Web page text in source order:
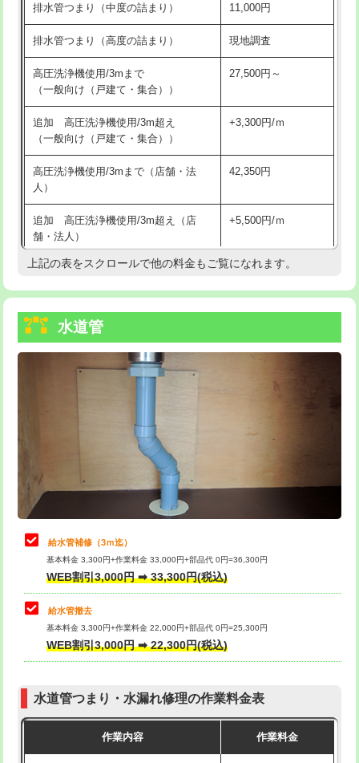
給水管工事※（ホール加工) 16,500円
給水管工事※（バンド止め) 3,300円
給水管工事※（支持金具設置)
給水管工事※（保温材使用（バンド止
め込み）)
5,500円
給水管工事※（土の掘削・埋め戻し作
業)
11,000円
給水管工事※（塩ビ管（VP・HI）使
用/3ｍまで)
33,000円
給水管工事※（塩ビ管（VP・HI）使
+8,800円
給水管工事※（ライニング鋼管・銅
管・ポリ管・HT管使用/3ｍまで)
給水管工事※（ライニング鋼管・銅
管・ポリ管・HT管使用/3ｍ超え)
排水管工事（土の掘削・埋め戻し作
11,000円~
排水管工事（排水管工事/3ｍまで） 55,000円
排水管工事（追加 排水管工事/3ｍ超
マス交換（土の掘削・埋め戻し作業）
マス交換（深さ50㎝未満）
マス交換（深さ50㎝以上）
コンクリート斫り（厚さ10㎝まで）
モルタル補修（厚さ10㎝超え） 38,500円
排水管つまり（中度の詰まり） 11,000円
排水管つまり（高度の詰まり） 現地調査
高圧洗浄機使用/3mまで
（一般向け（戸建て・集合））
27,500円～
追加 高圧洗浄機使用/3m超え
（一般向け（戸建て・集合））
+3,300円/ｍ
高圧洗浄機使用/3mまで（店舗・法
人）
42,350円
追加 高圧洗浄機使用/3m超え（店
舗・法人）
+5,500円/ｍ
高度高圧洗浄換 現地調査
トーラー機使用/3mまで
追加トーラー機使用/3m超え
33,000円
8,800円
止水・漏水調査・防水処理・清掃・修
理・調整・分解・加工など（軽作業）
11,000円
止水・漏水調査・防水処理・清掃・修
理・調整・分解・加工など（中作業）
止水・漏水調査・防水処理・清掃・修
理・調整・分解・加工など（重作業）
33,000円
その他部品の脱着
交換・取付（タンク）
式）)
式・ワンホール）)
上記の表をスクロールで他の料金もご覧になれます。
水道管
給水管補修（3ｍ迄）
基本料金 3,300円+作業料金 33,000円+部品代 0円=36,300円
WEB割引3,000円 ➡ 33,300円(税込)
給水管撤去
基本料金 3,300円+作業料金 22,000円+部品代 0円=25,300円
WEB割引3,000円 ➡ 22,300円(税込)
水道管つまり・水漏れ修理の作業料金表
作業内容 作業料金